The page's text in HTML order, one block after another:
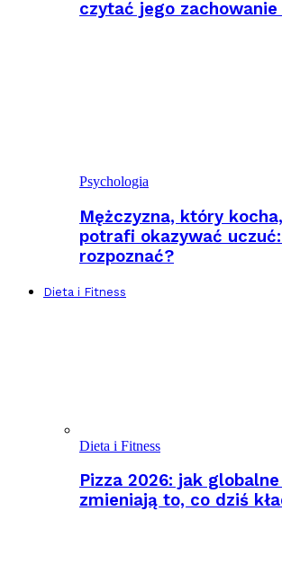
czytać jego
Psychologia
Mężczyzna, który
potrafi okazywać
rozpoznać?
Dieta i Fitness
Dieta i Fitness
Pizza 2026: jak
zmieniają to, co dziś